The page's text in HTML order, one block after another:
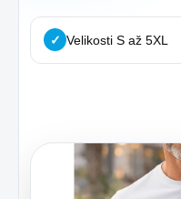
✓ Velikosti S až 5XL